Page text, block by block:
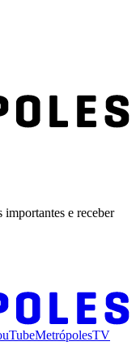
e receber
MetrópolesTV